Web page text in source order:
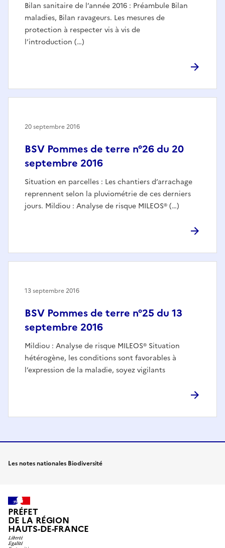
Bilan sanitaire de l’année 2016 : Préambule Bilan
maladies, Bilan ravageurs. Les mesures de
protection à respecter vis à vis de
l’introduction (…)
BSV Pommes de terre n°26 du 20
septembre 2016
Situation en parcelles : Les chantiers d’arrachage
reprennent selon la pluviométrie de ces derniers
jours. Mildiou : Analyse de risque MILEOS® (…)
20 septembre 2016
BSV Pommes de terre n°25 du 13
septembre 2016
Mildiou : Analyse de risque MILEOS® Situation
hétérogène, les conditions sont favorables à
l’expression de la maladie, soyez vigilants
13 septembre 2016
Les notes nationales Biodiversité
PRÉFET
DE LA RÉGION
HAUTS-DE-FRANCE